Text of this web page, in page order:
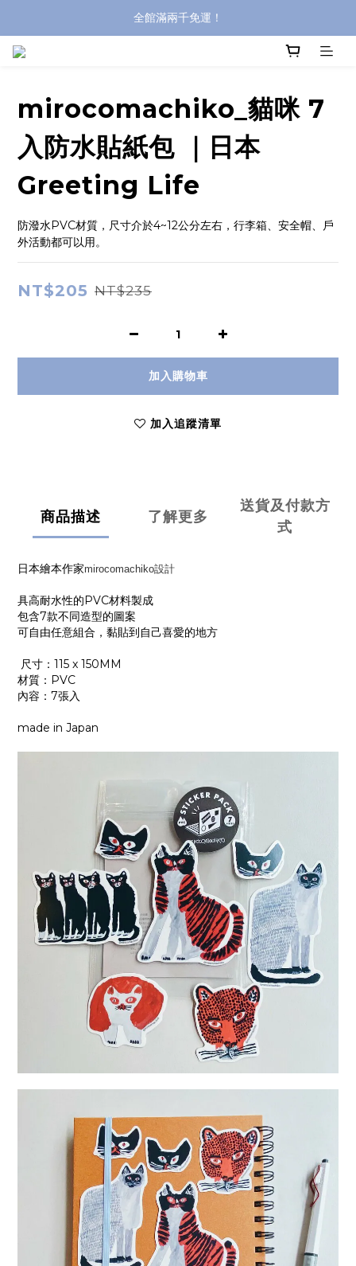
全館滿兩千免運！
登入購買，立即接收出貨通知
mirocomachiko_貓咪 7
入防水貼紙包 ｜日本
Greeting Life
防潑水PVC材質，尺寸介於4~12公分左右，行李箱、安全帽、戶
外活動都可以用。
NT$205 NT$235
加入購物車
加入追蹤清單
商品描述 了解更多
送貨及付款方
式
日本繪本作家mirocomachiko設計
具高耐水性的PVC材料製成
包含7款不同造型的圖案
可自由任意組合，黏貼到自己喜愛的地方
尺寸：115 x 150MM
材質：PVC
內容：7張入
made in Japan